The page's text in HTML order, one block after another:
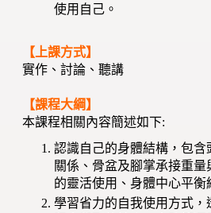
使用自己。
【上課方式】
實作、討論、聽講
【課程大綱】
本課程相關內容簡述如下:
認識自己的身體結構，包
關係、骨盆及腳掌承接重
的靈活使用、身體中心平衡
學習省力的自我使用方式